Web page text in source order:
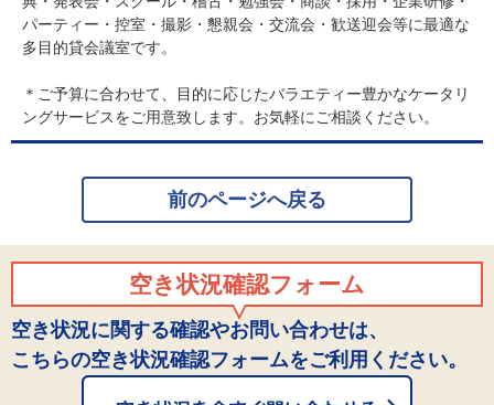
パーティー・控室・撮影・懇親会・交流会・歓送迎会等に最適な
多目的貸会議室です。
＊ご予算に合わせて、目的に応じたバラエティー豊かなケータリ
ングサービスをご用意致します。お気軽にご相談ください。
前のページへ戻る
空き状況確認フォーム
空き状況に関する確認やお問い合わせは、
こちらの空き状況確認フォームをご利用ください。